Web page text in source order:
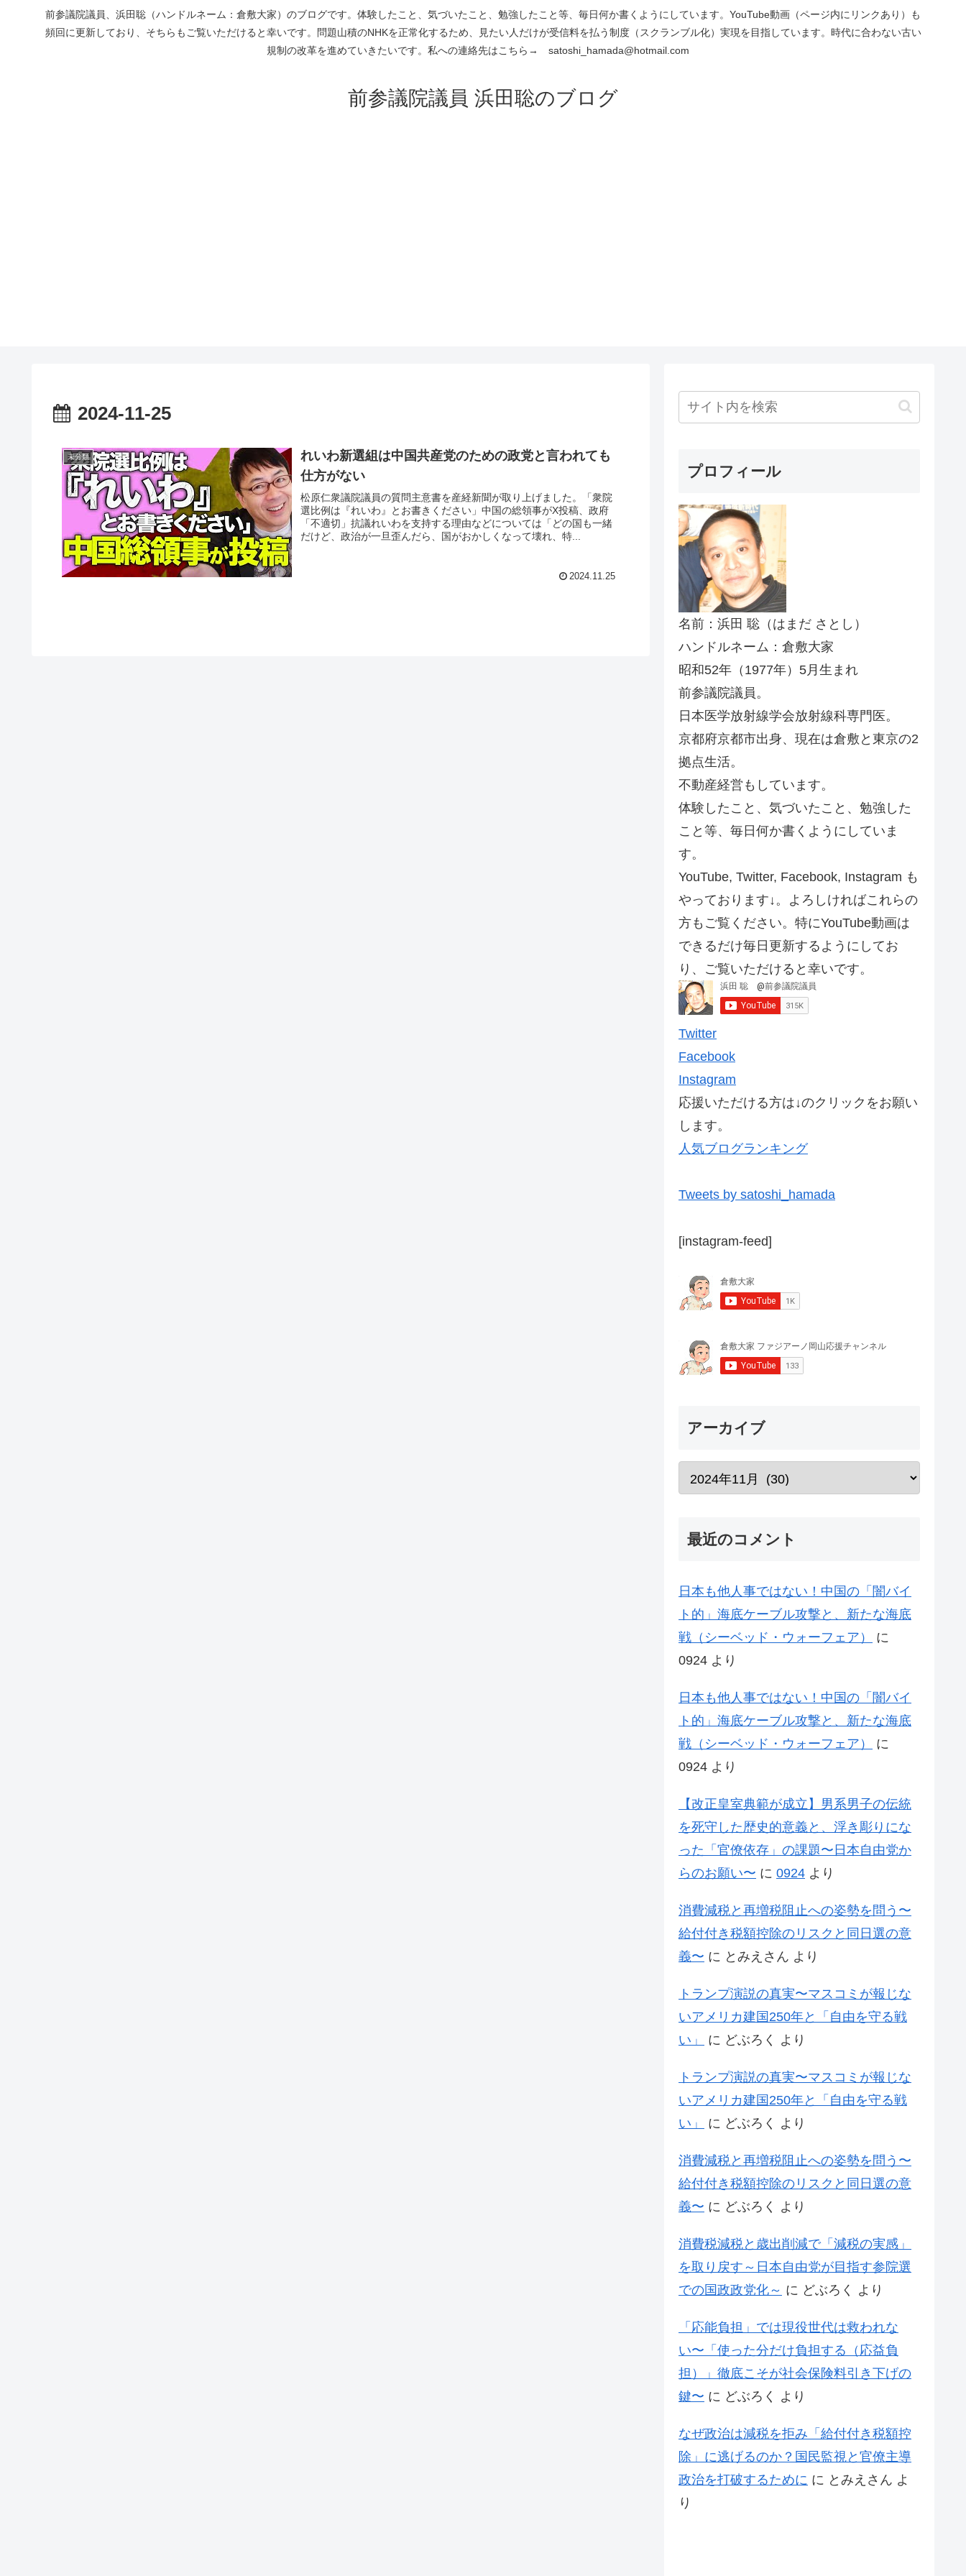
前参議院議員、浜田聡（ハンドルネーム：倉敷大家）のブログです。体験したこと、気づいたこと、勉強したこと等、毎日何か書くようにしています。YouTube動画（ページ内にリンクあり）も
頻回に更新しており、そちらもご覧いただけると幸いです。問題山積のNHKを正常化するため、見たい人だけが受信料を払う制度（スクランブル化）実現を目指しています。時代に合わない古い
規制の改革を進めていきたいです。私への連絡先はこちら→ satoshi_hamada@hotmail.com
前参議院議員 浜田聡のブログ
2024-11-25
未分類
れいわ新選組は中国共産党のための政党と言われても
仕方がない
松原仁衆議院議員の質問主意書を産経新聞が取り上げました。「衆院
選比例は『れいわ』とお書きください」中国の総領事がX投稿、政府
「不適切」抗議れいわを支持する理由などについては「どの国も一緒
だけど、政治が一旦歪んだら、国がおかしくなって壊れ、特...
2024.11.25
プロフィール
名前：浜田 聡（はまだ さとし）
ハンドルネーム：倉敷大家
昭和52年（1977年）5月生まれ
前参議院議員。
日本医学放射線学会放射線科専門医。
京都府京都市出身、現在は倉敷と東京の2
拠点生活。
不動産経営もしています。
体験したこと、気づいたこと、勉強した
こと等、毎日何か書くようにしていま
す。
YouTube, Twitter, Facebook, Instagram も
やっております↓。よろしければこれらの
方もご覧ください。特にYouTube動画は
できるだけ毎日更新するようにしてお
り、ご覧いただけると幸いです。
Twitter
Facebook
Instagram
応援いただける方は↓のクリックをお願い
します。
人気ブログランキング
Tweets by satoshi_hamada
[instagram-feed]
アーカイブ
最近のコメント
日本も他人事ではない！中国の「闇バイ
ト的」海底ケーブル攻撃と、新たな海底
戦（シーベッド・ウォーフェア）
に
0924 より
日本も他人事ではない！中国の「闇バイ
ト的」海底ケーブル攻撃と、新たな海底
戦（シーベッド・ウォーフェア）
に
0924 より
【改正皇室典範が成立】男系男子の伝統
を死守した歴史的意義と、浮き彫りにな
った「官僚依存」の課題〜日本自由党か
らのお願い〜 に 0924 より
消費減税と再増税阻止への姿勢を問う〜
給付付き税額控除のリスクと同日選の意
義〜 に とみえさん より
トランプ演説の真実〜マスコミが報じな
いアメリカ建国250年と「自由を守る戦
い」
に どぶろく より
トランプ演説の真実〜マスコミが報じな
いアメリカ建国250年と「自由を守る戦
い」
に どぶろく より
消費減税と再増税阻止への姿勢を問う〜
給付付き税額控除のリスクと同日選の意
義〜 に どぶろく より
消費税減税と歳出削減で「減税の実感」
を取り戻す～日本自由党が目指す参院選
での国政政党化～ に どぶろく より
「応能負担」では現役世代は救われな
い〜「使った分だけ負担する（応益負
担）」徹底こそが社会保険料引き下げの
鍵〜 に どぶろく より
なぜ政治は減税を拒み「給付付き税額控
除」に逃げるのか？国民監視と官僚主導
政治を打破するために に とみえさん よ
り